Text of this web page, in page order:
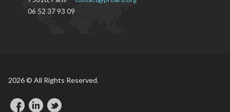
06 52 37 93 09
2026 © All Rights Reserved.